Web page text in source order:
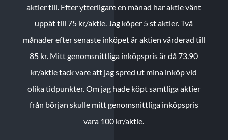
aktier till. Efter ytterligare en månad har aktie vänt
uppåt till 75 kr/aktie. Jag köper 5 st aktier.Två
månader efter senaste inköpet är aktien värderad till
85 kr. Mitt genomsnittliga inköpspris är då 73.90
kr/aktie tack vare att jag spred ut mina inköp vid
olika tidpunkter. Om jag hade köpt samtliga aktier
från början skulle mitt genomsnittliga inköpspris
vara 100 kr/aktie.